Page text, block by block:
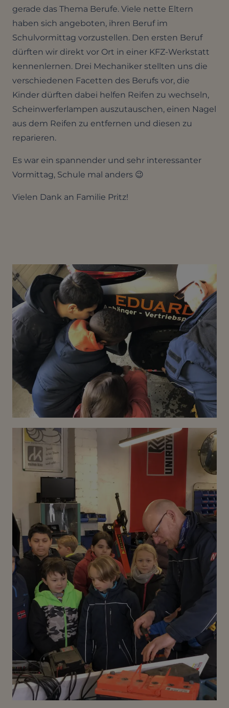
gerade das Thema Berufe. Viele nette Eltern
haben sich angeboten, ihren Beruf im
Schulvormittag vorzustellen. Den ersten Beruf
dürften wir direkt vor Ort in einer KFZ-Werkstatt
kennenlernen. Drei Mechaniker stellten uns die
verschiedenen Facetten des Berufs vor, die
Kinder dürften dabei helfen Reifen zu wechseln,
Scheinwerferlampen auszutauschen, einen Nagel
aus dem Reifen zu entfernen und diesen zu
reparieren.
Es war ein spannender und sehr interessanter
Vormittag, Schule mal anders 😉
Vielen Dank an Familie Pritz!